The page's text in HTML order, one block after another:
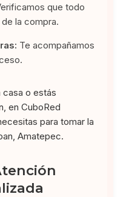
que todo
la compra.
Te acompañamos
casa o estás
en CuboRed
para tomar la
Amatepec.